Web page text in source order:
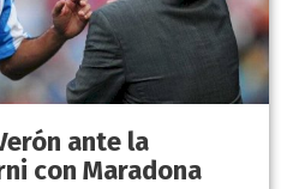
ante la
con Maradona